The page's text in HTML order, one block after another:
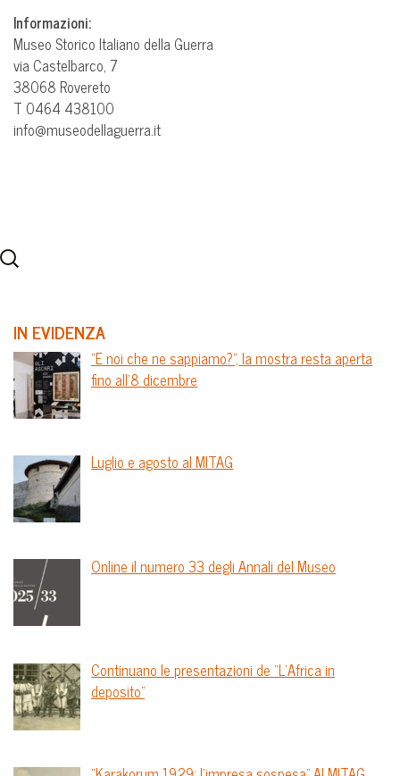
Informazioni:
Museo Storico Italiano della Guerra
via Castelbarco, 7
38068 Rovereto
T 0464 438100
info@museodellaguerra.it
IN EVIDENZA
“E noi che ne sappiamo?”, la mostra resta aperta
fino all’8 dicembre
Luglio e agosto al MITAG
Online il numero 33 degli Annali del Museo
Continuano le presentazioni de “L’Africa in
deposito”